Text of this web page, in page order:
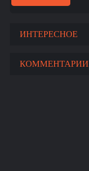
ИНТЕРЕСНОЕ
КОММЕНТАРИИ